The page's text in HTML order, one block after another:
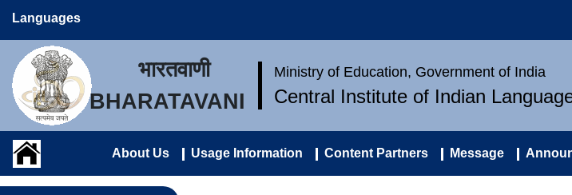
Languages
भारतवाणी
BHARATAVANI
Ministry of Education, Government of India
Central Institute of Indian
About Us Usage Information Content Partners Message